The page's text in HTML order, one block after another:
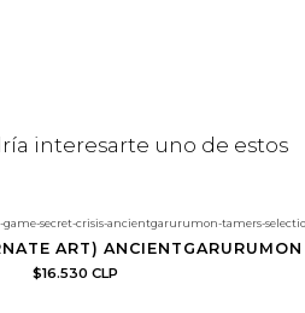
interesarte uno de estos
secret-crisis-ancientgarurumon-tamers-
ART) ANCIENTGARURUMON
$16.530 CLP